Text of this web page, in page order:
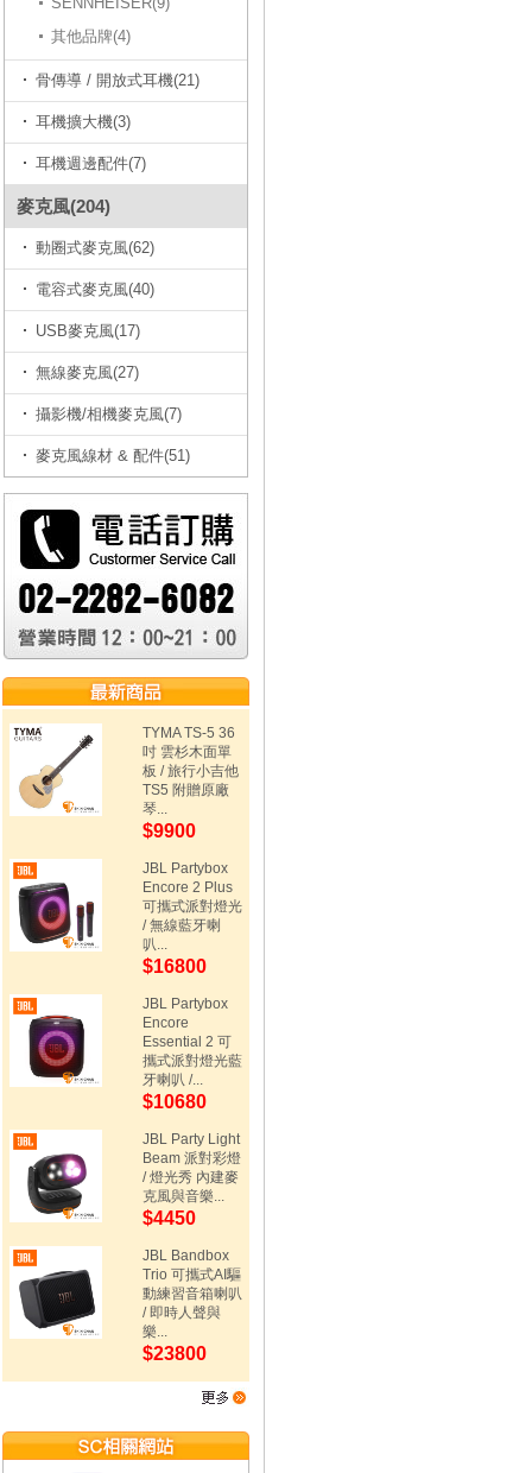
其他品牌(4)
骨傳導 / 開放式耳機(21)
耳機擴大機(3)
耳機週邊配件(7)
麥克風(204)
動圈式麥克風(62)
電容式麥克風(40)
USB麥克風(17)
無線麥克風(27)
攝影機/相機麥克風(7)
麥克風線材 & 配件(51)
TYMA TS-5 36
吋 雲杉木面單
板 / 旅行小吉他
TS5 附贈原廠
琴...
$9900
JBL Partybox
Encore 2 Plus
可攜式派對燈光
/ 無線藍牙喇
叭...
$16800
JBL Partybox
Encore
Essential 2 可
攜式派對燈光藍
牙喇叭 /...
$10680
JBL Party Light
Beam 派對彩燈
/ 燈光秀 內建麥
克風與音樂...
$4450
JBL Bandbox
Trio 可攜式AI驅
動練習音箱喇叭
/ 即時人聲與
樂...
$23800